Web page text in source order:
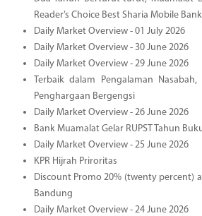
Reader’s Choice Best Sharia Mobile
Daily Market Overview - 01 July 2026
Daily Market Overview - 30 June 2026
Daily Market Overview - 29 June 2026
Terbaik dalam Pengalaman
Penghargaan Bergengsi
Daily Market Overview - 26 June 2026
Bank Muamalat Gelar RUPST Tahun
Daily Market Overview - 25 June 2026
KPR Hijrah Priroritas
Discount Promo 20% (twenty percent)
Bandung
Daily Market Overview - 24 June 2026